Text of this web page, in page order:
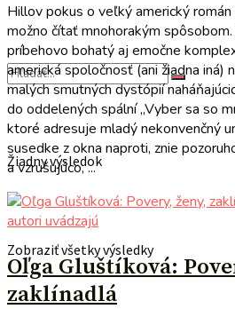
Žiadny výsledok
Zobraziť všetky výsledky
Hillov pokus o veľký americký
možno čítať mnohorakým
príbehovo bohatý aj emočne
americká spoločnosť (ani žiadna iná)
malých smutných dystópií
do oddelených spální „Vyber sa so
ktoré adresuje mladý nekonvenčný
susedke z okna naproti, znie
a vzrušujúco, ...
autori uvádzajú
Oľga Gluštíková:
zaklínadlá